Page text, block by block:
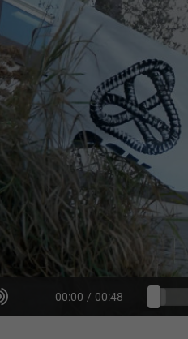
00:00 / 00:48